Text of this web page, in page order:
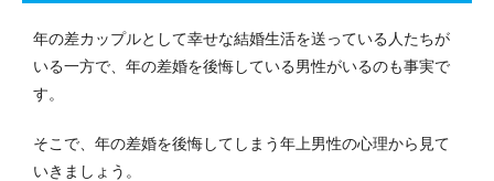
年の差カップルとして幸せな結婚生活を送っている人たちが
いる一方で、年の差婚を後悔している男性がいるのも事実で
す。
そこで、年の差婚を後悔してしまう年上男性の心理から見て
いきましょう。